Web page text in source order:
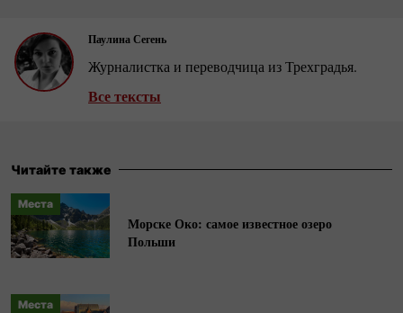
Паулина Сегень
Журналистка и переводчица из Трехградья.
Все тексты
Читайте также
Места
Морске Око: самое известное озеро
Польши
Места